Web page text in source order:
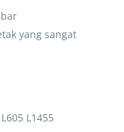
yang sangat
L1455